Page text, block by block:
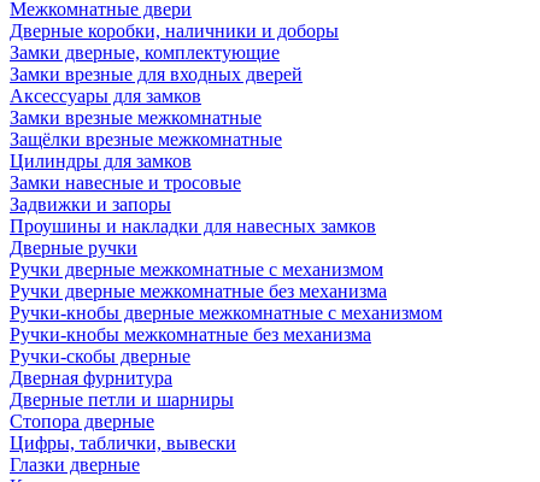
Межкомнатные двери
Дверные коробки, наличники и доборы
Замки дверные, комплектующие
Замки врезные для входных дверей
Аксессуары для замков
Замки врезные межкомнатные
Защёлки врезные межкомнатные
Цилиндры для замков
Замки навесные и тросовые
Задвижки и запоры
Проушины и накладки для навесных замков
Дверные ручки
Ручки дверные межкомнатные с механизмом
Ручки дверные межкомнатные без механизма
Ручки-кнобы дверные межкомнатные с механизмом
Ручки-кнобы межкомнатные без механизма
Ручки-скобы дверные
Дверная фурнитура
Дверные петли и шарниры
Стопора дверные
Цифры, таблички, вывески
Глазки дверные